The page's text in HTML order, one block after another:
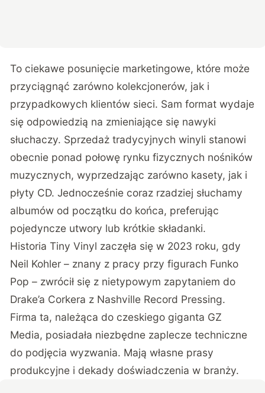
To ciekawe posunięcie marketingowe, które może
przyciągnąć zarówno kolekcjonerów, jak i
przypadkowych klientów sieci. Sam format wydaje
się odpowiedzią na zmieniające się nawyki
słuchaczy. Sprzedaż tradycyjnych winyli stanowi
obecnie ponad połowę rynku fizycznych nośników
muzycznych, wyprzedzając zarówno kasety, jak i
płyty CD. Jednocześnie coraz rzadziej słuchamy
albumów od początku do końca, preferując
pojedyncze utwory lub krótkie składanki.
Historia Tiny Vinyl zaczęła się w 2023 roku, gdy
Neil Kohler – znany z pracy przy figurach Funko
Pop – zwrócił się z nietypowym zapytaniem do
Drake’a Corkera z Nashville Record Pressing.
Firma ta, należąca do czeskiego giganta GZ
Media, posiadała niezbędne zaplecze techniczne
do podjęcia wyzwania. Mają własne prasy
produkcyjne i dekady doświadczenia w branży.